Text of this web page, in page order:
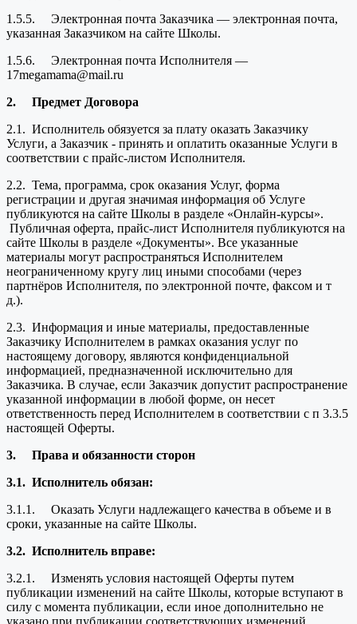
1.5.5. Электронная почта Заказчика — электронная почта,
указанная Заказчиком на сайте Школы.
1.5.6. Электронная почта Исполнителя —
17megamama@mail.ru
2. Предмет Договора
2.1. Исполнитель обязуется за плату оказать Заказчику
Услуги, а Заказчик - принять и оплатить оказанные Услуги в
соответствии с прайс-листом Исполнителя.
2.2. Тема, программа, срок оказания Услуг, форма
регистрации и другая значимая информация об Услуге
публикуются на сайте Школы в разделе «Онлайн-курсы».
Публичная оферта, прайс-лист Исполнителя публикуются на
сайте Школы в разделе «Документы». Все указанные
материалы могут распространяться Исполнителем
неограниченному кругу лиц иными способами (через
партнёров Исполнителя, по электронной почте, факсом и т
д.).
2.3. Информация и иные материалы, предоставленные
Заказчику Исполнителем в рамках оказания услуг по
настоящему договору, являются конфиденциальной
информацией, предназначенной исключительно для
Заказчика. В случае, если Заказчик допустит распространение
указанной информации в любой форме, он несет
ответственность перед Исполнителем в соответствии с п 3.3.5
настоящей Оферты.
3. Права и обязанности сторон
3.1. Исполнитель обязан:
3.1.1. Оказать Услуги надлежащего качества в объеме и в
сроки, указанные на сайте Школы.
3.2. Исполнитель вправе:
3.2.1. Изменять условия настоящей Оферты путем
публикации изменений на сайте Школы, которые вступают в
силу с момента публикации, если иное дополнительно не
указано при публикации соответствующих изменений.